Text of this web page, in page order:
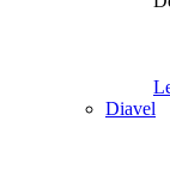
Diavel